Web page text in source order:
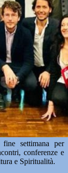
settimana per
conferenze e
e Spiritualità.